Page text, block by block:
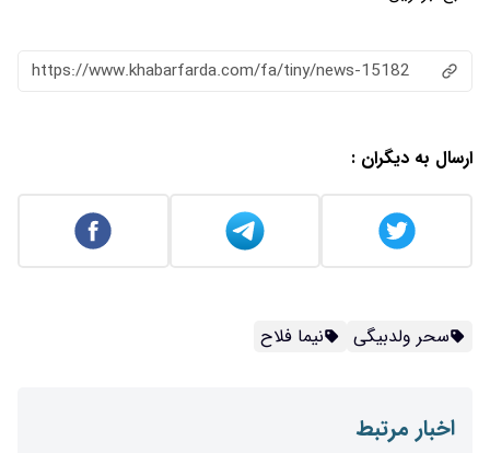
https://www.khabarfarda.com/fa/
فلاح